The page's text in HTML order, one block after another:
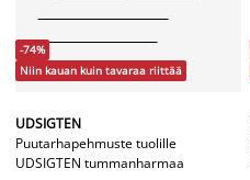
-74%
Niin kauan kuin tavaraa riittää
UDSIGTEN
Puutarhapehmuste tuolille
UDSIGTEN tummanharmaa